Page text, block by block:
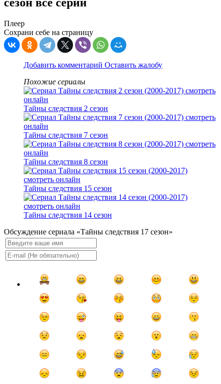
сезон все серии
Плеер
Сохрани себе на страницу
Добавить комментарий Оставить жалобу
Похожие сериалы
Тайны следствия 2 сезон
Тайны следствия 7 сезон
Тайны следствия 8 сезон
Тайны следствия 15 сезон
Тайны следствия 14 сезон
Обсуждение сериала «Тайны следствия 17 сезон»